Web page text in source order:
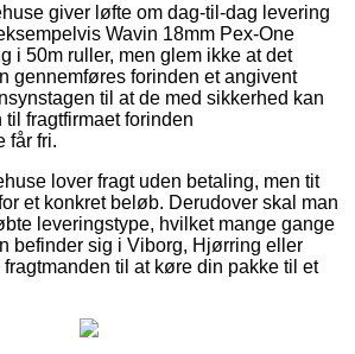
giver løfte om dag-til-dag levering
Wavin 18mm Pex-One
i 50m ruller, men glem ikke at det
gennemføres forinden et angivent
til at de med sikkerhed kan
til fragtfirmaet forinden
får fri.
lover fragt uden betaling, men tit
et konkret beløb. Derudover skal man
leveringstype, hvilket mange gange
befinder sig i Viborg, Hjørring eller
til at køre din pakke til et